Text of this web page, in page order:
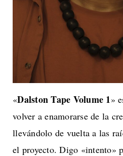
«Dalston Tape Volume 1»
volver a enamorarse de la
llevándolo de vuelta a las
el proyecto. Digo «intento»